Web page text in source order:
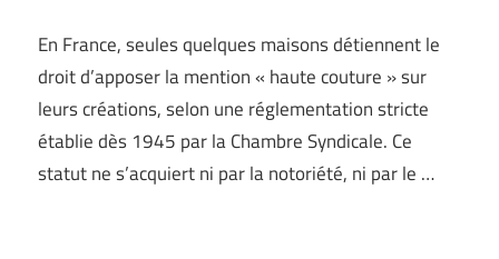
En France, seules quelques maisons détiennent le
droit d’apposer la mention « haute couture » sur
leurs créations, selon une réglementation stricte
établie dès 1945 par la Chambre Syndicale. Ce
statut ne s’acquiert ni par la notoriété, ni par le …